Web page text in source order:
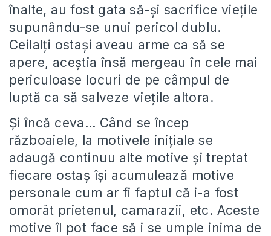
înalte, au fost gata să-și sacrifice viețile
supunându-se unui pericol dublu.
Ceilalți ostași aveau arme ca să se
apere, aceștia însă mergeau în cele mai
periculoase locuri de pe câmpul de
luptă ca să salveze viețile altora.
Și încă ceva… Când se încep
războaiele, la motivele inițiale se
adaugă continuu alte motive și treptat
fiecare ostaș își acumulează motive
personale cum ar fi faptul că i-a fost
omorât prietenul, camarazii, etc. Aceste
motive îl pot face să i se umple inima de